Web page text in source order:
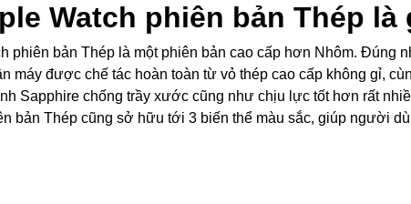
Watch phiên bản Thép là
phiên bản Thép là một phiên bản cao cấp hơn Nhôm. Đúng
máy được chế tác hoàn toàn từ vỏ thép cao cấp không gỉ,
Sapphire chống trầy xước cũng như chịu lực tốt hơn rất
bản Thép cũng sở hữu tới 3 biến thể màu sắc, giúp người